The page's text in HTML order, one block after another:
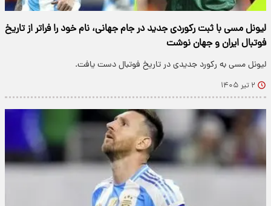
لیونل مسی با ثبت رکوردی جدید در جام جهانی، نام خود را فراتر از تاریخ
فوتبال ایران و جهان نوشت
لیونل مسی به رکورد جدیدی در تاریخ فوتبال دست یافت.
۲ تیر ۱۴۰۵